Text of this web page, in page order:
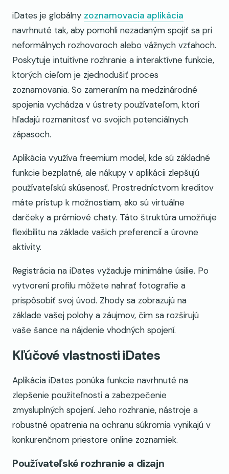
iDates je globálny zoznamovacia aplikácia
navrhnuté tak, aby pomohli nezadaným spojiť sa pri
neformálnych rozhovoroch alebo vážnych vzťahoch.
Poskytuje intuitívne rozhranie a interaktívne funkcie,
ktorých cieľom je zjednodušiť proces
zoznamovania. So zameraním na medzinárodné
spojenia vychádza v ústrety používateľom, ktorí
hľadajú rozmanitosť vo svojich potenciálnych
zápasoch.
Aplikácia využíva freemium model, kde sú základné
funkcie bezplatné, ale nákupy v aplikácii zlepšujú
používateľskú skúsenosť. Prostredníctvom kreditov
máte prístup k možnostiam, ako sú virtuálne
darčeky a prémiové chaty. Táto štruktúra umožňuje
flexibilitu na základe vašich preferencií a úrovne
aktivity.
Registrácia na iDates vyžaduje minimálne úsilie. Po
vytvorení profilu môžete nahrať fotografie a
prispôsobiť svoj úvod. Zhody sa zobrazujú na
základe vašej polohy a záujmov, čím sa rozširujú
vaše šance na nájdenie vhodných spojení.
Kľúčové vlastnosti iDates
Aplikácia iDates ponúka funkcie navrhnuté na
zlepšenie použiteľnosti a zabezpečenie
zmysluplných spojení. Jeho rozhranie, nástroje a
robustné opatrenia na ochranu súkromia vynikajú v
konkurenčnom priestore online zoznamiek.
Používateľské rozhranie a dizajn